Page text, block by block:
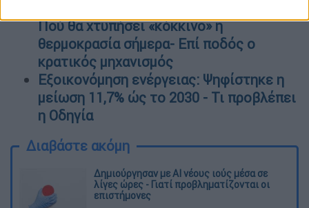
Πού θα χτυπήσει «κόκκινο» η
θερμοκρασία σήμερα- Επί ποδός ο
κρατικός μηχανισμός
Εξοικονόμηση ενέργειας: Ψηφίστηκε η
μείωση 11,7% ώς το 2030 - Τι προβλέπει
η Οδηγία
Διαβάστε ακόμη
Δημιούργησαν με AI νέους ιούς μέσα σε
λίγες ώρες - Γιατί προβληματίζονται οι
επιστήμονες